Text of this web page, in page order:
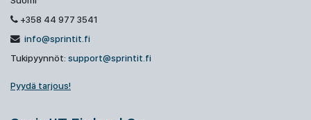
+358 44 977 3541
info@sprintit.fi
Tukipyynnöt: support@sprintit.fi
Pyydä tarjous!